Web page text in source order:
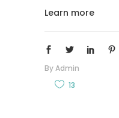
Learn more
ByAdmin
13